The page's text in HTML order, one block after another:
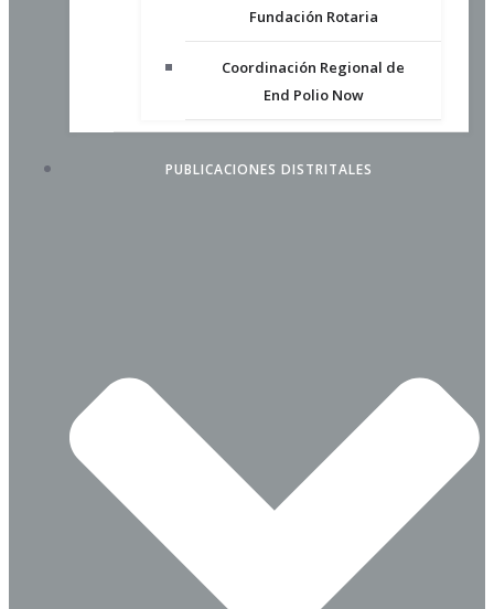
Fundación Rotaria
Coordinación Regional de
End Polio Now
PUBLICACIONES DISTRITALES